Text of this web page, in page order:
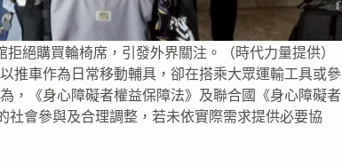
絕購買輪椅席，引發外界關注。（時代力量提供）
推車作為日常移動輔具，卻在搭乘大眾運輸工具或參
，《身心障礙者權益保障法》及聯合國《身心障礙者
社會參與及合理調整，若未依實際需求提供必要協